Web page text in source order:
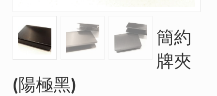
簡約
牌夾
(陽極黑)